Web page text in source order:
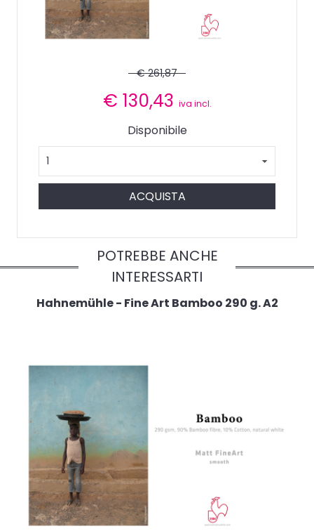
€ 261,87
€ 130,43 iva incl.
Disponibile
ACQUISTA
POTREBBE ANCHE
INTERESSARTI
Hahnemühle - Fine Art Bamboo 290 g. A2